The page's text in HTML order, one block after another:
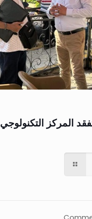
المركز التكنولوجي